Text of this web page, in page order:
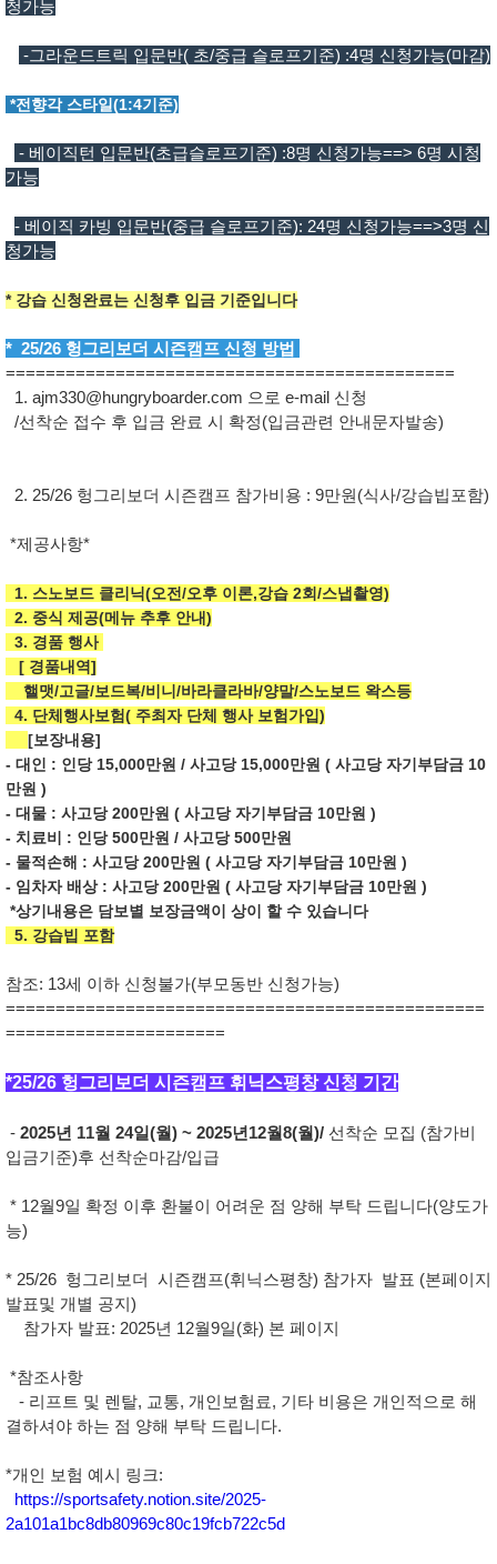
청가능
-그라운드트릭 입문반( 초/중급 슬로프기준) :4명 신청가능(마감)
*전향각 스타일(1:4기준)
- 베이직턴 입문반(초급슬로프기준) :8명 신청가능==> 6명 시청
가능
- 베이직 카빙 입문반(중급 슬로프기준): 24명 신청가능==>3명 신
청가능
* 강습 신청완료는 신청후 입금 기준입니다
* 25/26 헝그리보더 시즌캠프 신청 방법
=============================================
1. ajm330@hungryboarder.com 으로 e-mail 신청
/선착순 접수 후 입금 완료 시 확정(입금관련 안내문자발송)
2. 25/26 헝그리보더 시즌캠프 참가비용 : 9만원(식사/강습빕포함)
*제공사항*
1. 스노보드 클리닉(오전/오후 이론,강습 2회/스냅촬영)
2. 중식 제공(메뉴 추후 안내)
3. 경품 행사
[ 경품내역]
핼맷/고글/보드복/비니/바라클라바/양말/스노보드 왁스등
4. 단체행사보험( 주최자 단체 행사 보험가입)
[보장내용]
- 대인 : 인당 15,000만원 / 사고당 15,000만원 ( 사고당 자기부담금 10
만원 )
- 대물 : 사고당 200만원 ( 사고당 자기부담금 10만원 )
- 치료비 : 인당 500만원 / 사고당 500만원
- 물적손해 : 사고당 200만원 ( 사고당 자기부담금 10만원 )
- 임차자 배상 : 사고당 200만원 ( 사고당 자기부담금 10만원 )
*상기내용은 담보별 보장금액이 상이 할 수 있습니다
5. 강습빕 포함
참조: 13세 이하 신청불가(부모동반 신청가능)
================================================
======================
*25/26 헝그리보더 시즌캠프 휘닉스평창 신청 기간
- 2025년 11월 24일(월) ~ 2025년12월8(월)/ 선착순 모집 (참가비
입금기준)후 선착순마감/입급
* 12월9일 확정 이후 환불이 어려운 점 양해 부탁 드립니다(양도가
능)
* 25/26 헝그리보더 시즌캠프(휘닉스평창) 참가자 발표 (본페이지
발표및 개별 공지)
참가자 발표: 2025년 12월9일(화) 본 페이지
*참조사항
- 리프트 및 렌탈, 교통, 개인보험료, 기타 비용은 개인적으로 해
결하셔야 하는 점 양해 부탁 드립니다.
*개인 보험 예시 링크:
https://sportsafety.notion.site/2025-
2a101a1bc8db80969c80c19fcb722c5d